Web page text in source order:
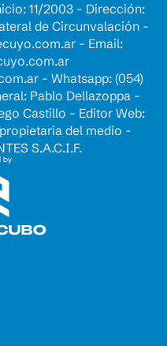
11/2003 - Dirección:
de Circunvalación -
- Email:
- Whatsapp: (054)
Pablo Dellazoppa -
Castillo - Editor Web:
del medio -
S.A.C.I.F.